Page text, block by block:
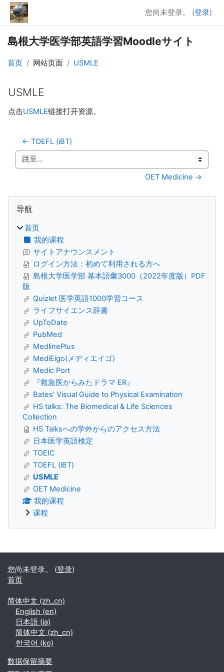
跳到主要内容
您尚未登录。 (登录)
島根大学医学部英語学習Moodleサイト
首页 网站页面 USMLE
USMLE
完成条件
点击USMLE链接打开资源。
← TOEFL (iBT)
跳至...
OET Medicine →
版块
导航
首页
我的课程
サイトアナウンスメント
ログイン方法：初めて利用される方へ
島根大学医学部 基本語彙3000（2022年度版）PDF
版
Quizlet 医学英語1000学習コース
ライフサイエンス辞書
UpToDate
PubMed
MedlinePlus
MediEigo(メディエイゴ)
Medic Port
『救急医からみたドラマ ER』
Bates' Visual Guide to Physical Examination
HS talks: The Biomedical & Life Sciences
Collection
HS Talksへの学外からのアクセス方法
日本医学英語検定
TOEIC
TOEFL (iBT)
USMLE
OET Medicine
我的课程
课程
补充内容块
您尚未登录。 (登录)
首页
简体中文 ‎(zh_cn)‎
English ‎(en)‎
日本語 ‎(ja)‎
简体中文 ‎(zh_cn)‎
한국어 ‎(ko)‎
‎数据保留摘要‎